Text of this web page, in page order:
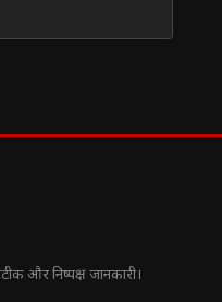
और निष्पक्ष जानकारी।